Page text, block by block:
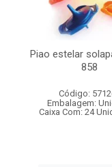
Piao estelar
858
Código:
Embalagem:
Caixa Com: 24